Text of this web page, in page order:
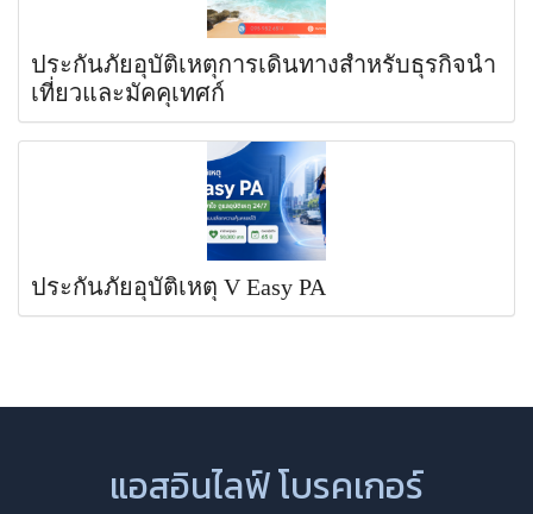
ประกันภัยอุบัติเหตุการเดินทางสำหรับธุรกิจนำ
เที่ยวและมัคคุเทศก์
ประกันภัยอุบัติเหตุ V Easy PA
แอสอินไลฟ์ โบรคเกอร์